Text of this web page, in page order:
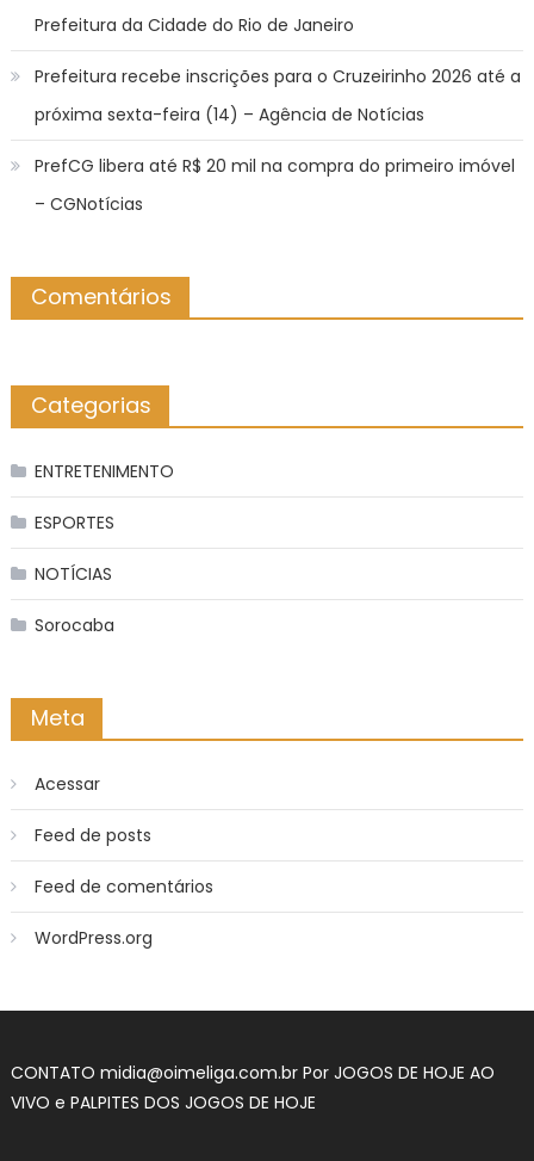
Prefeitura da Cidade do Rio de Janeiro
Prefeitura recebe inscrições para o Cruzeirinho 2026 até a
próxima sexta-feira (14) – Agência de Notícias
PrefCG libera até R$ 20 mil na compra do primeiro imóvel
– CGNotícias
Comentários
Categorias
ENTRETENIMENTO
ESPORTES
NOTÍCIAS
Sorocaba
Meta
Acessar
Feed de posts
Feed de comentários
WordPress.org
CONTATO midia@oimeliga.com.brPor JOGOS DE HOJE AO
VIVO e PALPITES DOS JOGOS DE HOJE